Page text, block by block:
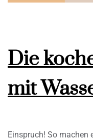
Die
mit
Einspruch! So machen